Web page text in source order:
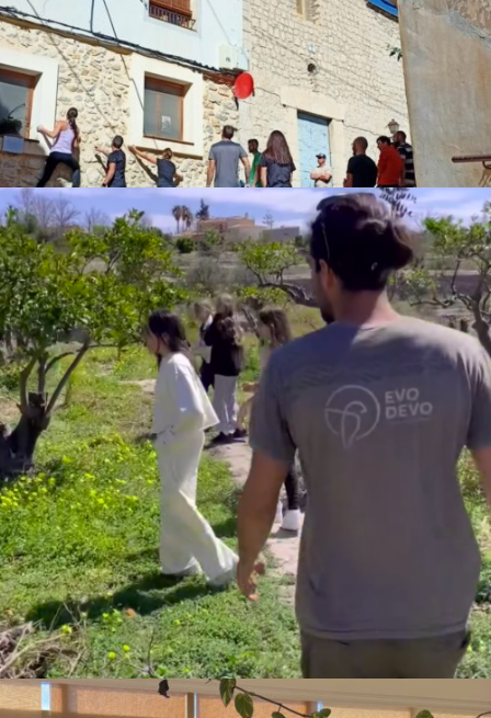
Mans a la terra
Comunitat i territori / Educació i experiencies